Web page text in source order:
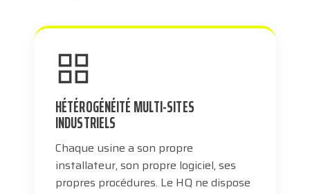
HÉTÉROGÉNÉITÉ MULTI-SITES
INDUSTRIELS
Chaque usine a son propre
installateur, son propre logiciel, ses
propres procédures. Le HQ ne dispose